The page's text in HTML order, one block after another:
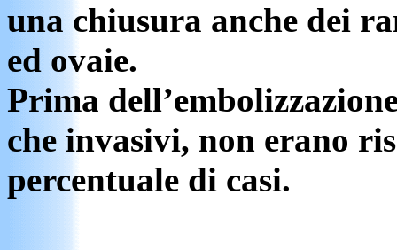
una chiusura anche dei
ed ovaie.
Prima
che invasivi, non erano
percentuale di casi.